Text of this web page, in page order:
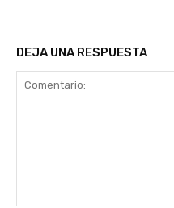
DEJA UNA RESPUESTA